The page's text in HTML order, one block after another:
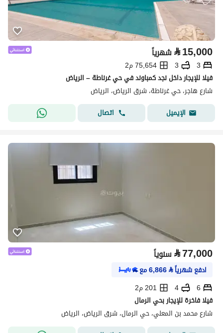
⃁15,000 شهرياً
3
3
75,654 م2
فيلا للإيجار داخل نجد كمباوند في حي غرناطة – الرياض
شارع هاجر، حي غرناطة، شرق الرياض، الرياض
الإيميل
اتصال
⃁77,000 سنوياً
ادفع شهرياً⃁
6,866مع
6
4
201 م2
فيلا فاخرة للإيجار بحي الرمال
شارع محمد بن المعلي، حي الرمال، شرق الرياض، الرياض